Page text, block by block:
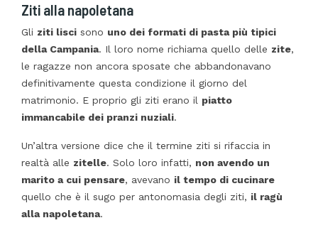
Ziti alla napoletana
Gli ziti lisci sono uno dei formati di pasta più tipici
della Campania. Il loro nome richiama quello delle zite,
le ragazze non ancora sposate che abbandonavano
definitivamente questa condizione il giorno del
matrimonio. E proprio gli ziti erano il piatto
immancabile dei pranzi nuziali.
Un’altra versione dice che il termine ziti si rifaccia in
realtà alle zitelle. Solo loro infatti, non avendo un
marito a cui pensare, avevano il tempo di cucinare
quello che è il sugo per antonomasia degli ziti, il ragù
alla napoletana.